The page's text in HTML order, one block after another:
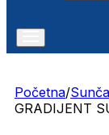
Početna/
GRADIJENT